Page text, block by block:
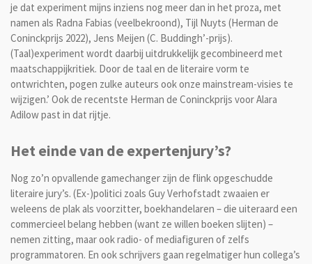
je dat experiment mijns inziens nog meer dan in het proza, met
namen als Radna Fabias (veelbekroond), Tijl Nuyts (Herman de
Coninckprijs 2022), Jens Meijen (C. Buddingh’-prijs).
(Taal)experiment wordt daarbij uitdrukkelijk gecombineerd met
maatschappijkritiek. Door de taal en de literaire vorm te
ontwrichten, pogen zulke auteurs ook onze mainstream-visies te
wijzigen.’ Ook de recentste Herman de Coninckprijs voor Alara
Adilow past in dat rijtje.
Het einde van de expertenjury’s?
Nog zo’n opvallende gamechanger zijn de flink opgeschudde
literaire jury’s. (Ex-)politici zoals Guy Verhofstadt zwaaien er
weleens de plak als voorzitter, boekhandelaren – die uiteraard een
commercieel belang hebben (want ze willen boeken slijten) –
nemen zitting, maar ook radio- of mediafiguren of zelfs
programmatoren. En ook schrijvers gaan regelmatiger hun collega’s